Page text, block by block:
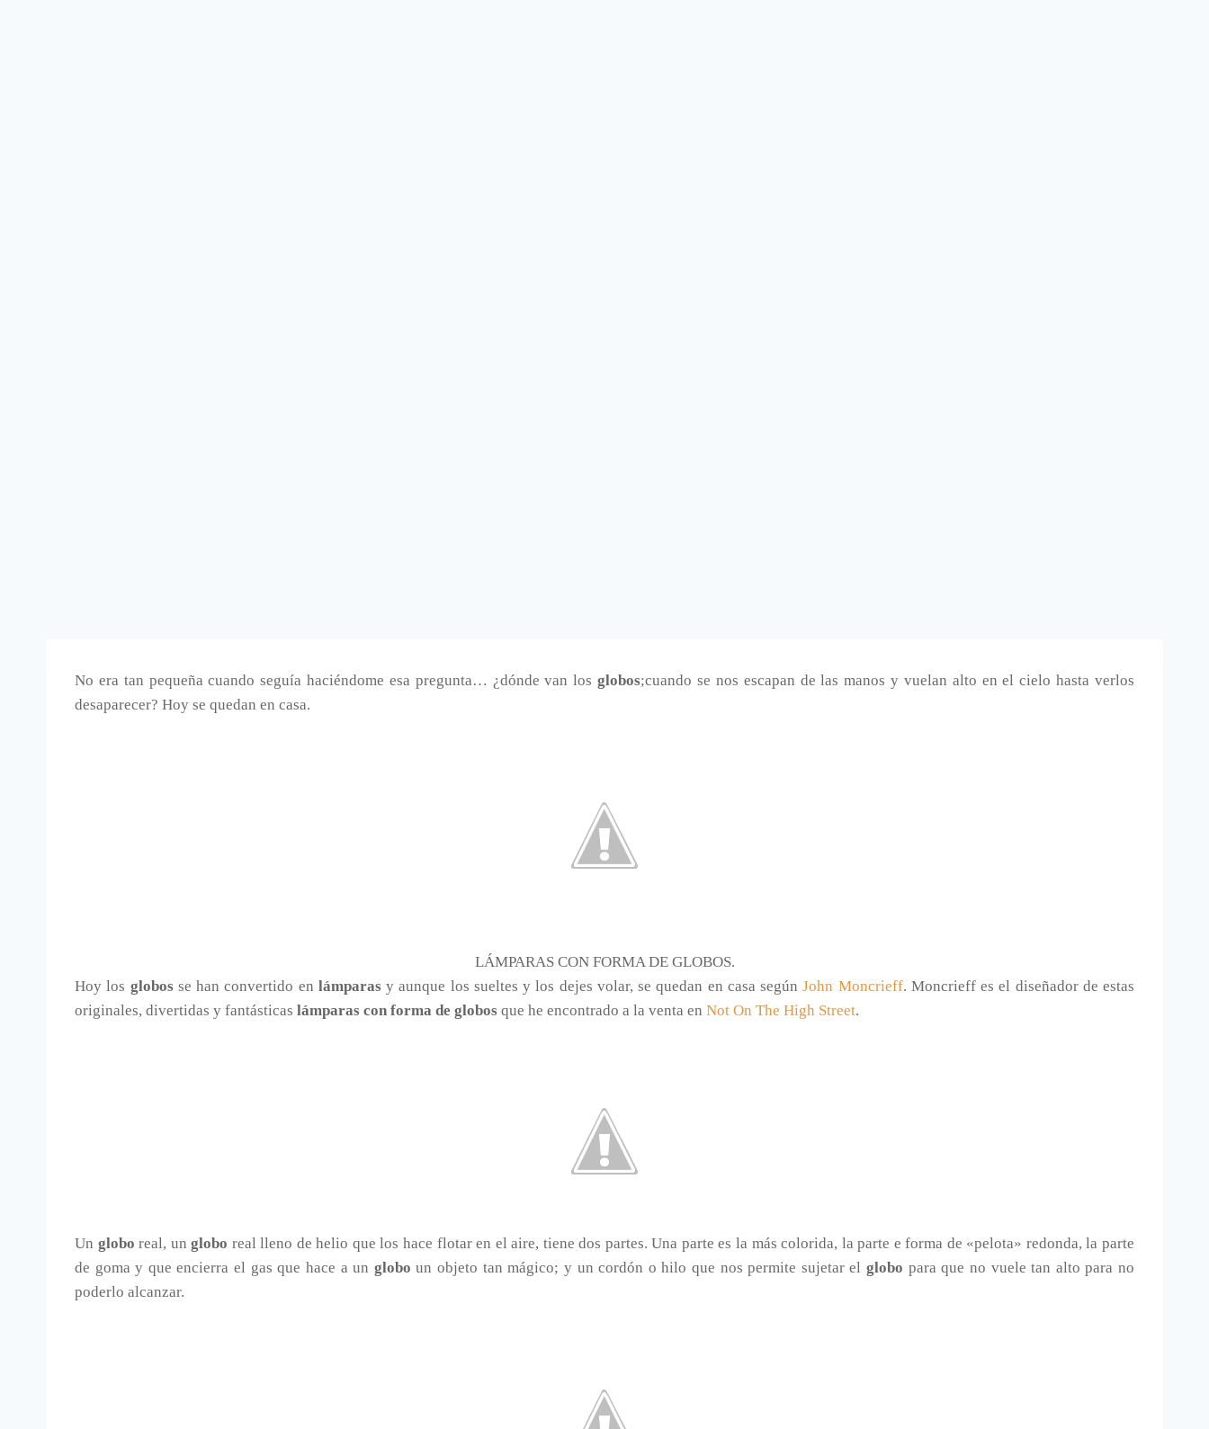
No era tan pequeña cuando seguía haciéndome esa pregunta… ¿dónde van losglobos;cuando se nos escapan de las manos y vuelan alto en el cielo hasta verlos
desaparecer? Hoy se quedan en casa.
LÁMPARAS CON FORMA DE GLOBOS.
Hoy los globosse han convertido en lámparasy aunque los sueltes y los dejes volar, se quedan en casa segúnJohn Moncrieff. Moncrieff es el diseñador de estas
originales, divertidas y fantásticas lámparas con forma de globos que he encontrado a la venta en Not On The High Street.
Un globo real, unglobo real lleno de helio que los hace flotar en el aire, tiene dos partes. Una parte es la más colorida, la parte e forma de «pelota» redonda, la parte
de goma y que encierra el gas que hace a un globo un objeto tan mágico; y un cordón o hilo que nos permite sujetar elglobo para que no vuele tan alto para no
poderlo alcanzar.